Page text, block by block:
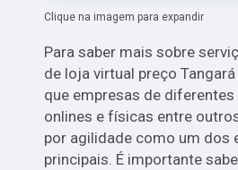
Clique na imagem para expandir
Para saber mais sobre
de loja virtual preço
que empresas de
onlines e físicas entre
por agilidade como um dos
principais. É importante